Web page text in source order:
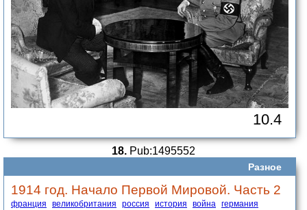
10.4
18. Pub:1495552
Разное
1914 год. Начало Первой Мировой. Часть 2
франция великобритания россия история война германия